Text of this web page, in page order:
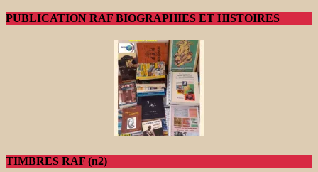
PUBLICATION RAF BIOGRAPHIES ET HISTOIRES
TIMBRES RAF (n2)